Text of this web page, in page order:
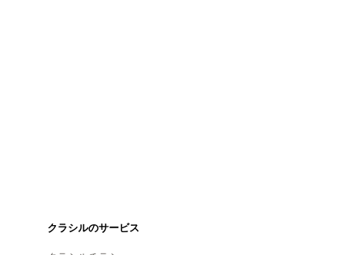
クラシルのサービス